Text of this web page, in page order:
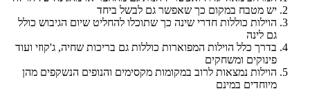
יש מטבח במקום כך שאפשר גם לבשל ביחד
הוילות כוללות חדרי שינה כך שתוכלו להחליט שיום הגיבוש כולל
גם לינה
בדרך כלל הוילות המפוארות כוללות גם בריכות שחיה, ג'קוזי ועוד
פינוקים ומשחקים
הוילות נמצאות לרוב במקומות מקסימים והנופים הנשקפים מהן
מיוחדים במינם